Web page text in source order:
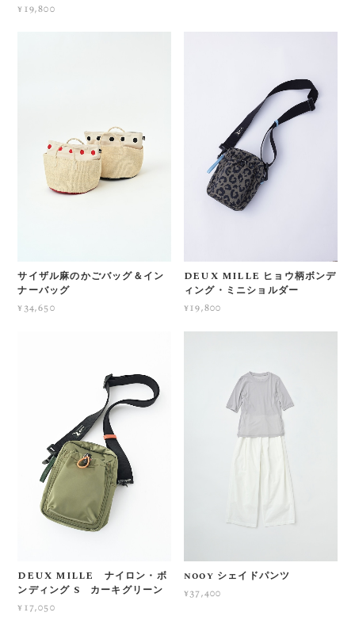
¥19,800
サイザル麻のかごバッグ＆イン
ナーバッグ
¥34,650
DEUX MILLE ヒョウ柄ボンデ
ィング・ミニショルダー
¥19,800
DEUX MILLE ナイロン・ボ
ンディング S カーキグリーン
¥17,050
nooy シェイドパンツ
¥37,400